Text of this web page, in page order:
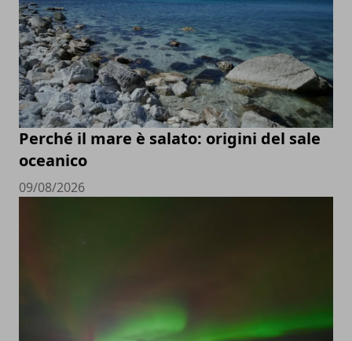
Perché il mare è salato: origini del sale
oceanico
09/08/2026